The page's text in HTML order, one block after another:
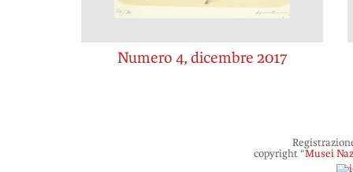
Numero 4, dicembre 2017
copyright “Musei